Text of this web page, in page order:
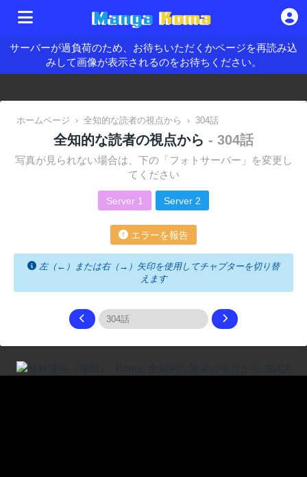
サーバーが過負荷のため、お待ちいただくかページを再読み込
みして画像が表示されるのをお待ちください。
ホームページ › 全知的な読者の視点から › 304話
全知的な読者の視点から - 304話
写真が見られない場合は、下の「フォトサーバー」を変更し
てください
Server 1 Server 2
エラーを報告
左（←）または右（→）矢印を使用してチャプターを切り替
えます